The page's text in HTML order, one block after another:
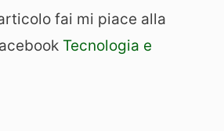
fai mi piace alla
Tecnologia e